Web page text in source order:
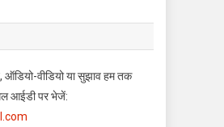
वीडियो या सुझाव हम तक
आईडी पर भेजें: